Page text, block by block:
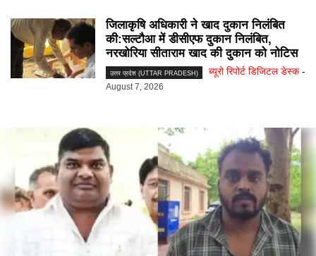
जिलाकृषि अधिकारी ने खाद दुकान निलंबित
की:सल्टौआ में डीसीएफ दुकान निलंबित,
नरखोरिया सीताराम खाद की दुकान को नोटिस
उत्तर प्रदेश (UTTAR PRADESH) ब्यूरो रिपोर्ट डिजिटल डेस्क -
August 7, 2026